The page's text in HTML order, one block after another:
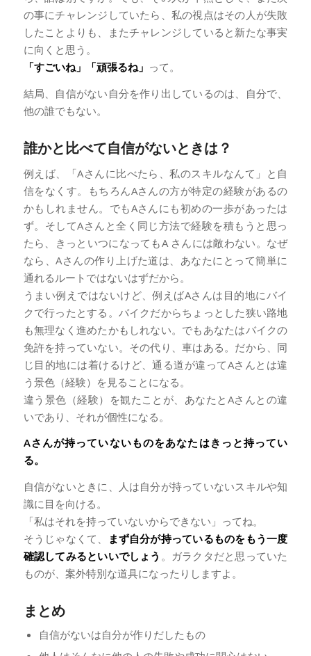
の事にチャレンジしていたら、私の視点はその人が失敗
したことよりも、またチャレンジしていると新たな事実
に向くと思う。
「すごいね」「頑張るね」 って。
結局、自信がない自分を作り出しているのは、自分で、
他の誰でもない。
誰かと比べて自信がないときは？
例えば、「Aさんに比べたら、私のスキルなんて」と自
信をなくす。もちろんAさんの方が特定の経験があるの
かもしれません。でもAさんにも初めの一歩があったは
ず。そしてAさんと全く同じ方法で経験を積もうと思っ
たら、きっといつになってもA さんには敵わない。なぜ
なら、Aさんの作り上げた道は、あなたにとって簡単に
通れるルートではないはずだから。
うまい例えではないけど、例えばAさんは目的地にバイ
クで行ったとする。バイクだからちょっとした狭い路地
も無理なく進めたかもしれない。でもあなたはバイクの
免許を持っていない。その代り、車はある。だから、同
じ目的地には着けるけど、通る道が違ってAさんとは違
う景色（経験）を見ることになる。
違う景色（経験）を観たことが、あなたとAさんとの違
いであり、それが個性になる。
Aさんが持っていないものをあなたはきっと持ってい
る。
自信がないときに、人は自分が持っていないスキルや知
識に目を向ける。
「私はそれを持っていないからできない」ってね。
そうじゃなくて、
まず自分が持っているものをもう一度
確認してみるといいでしょう 。ガラクタだと思っていた
ものが、案外特別な道具になったりしますよ。
まとめ
自信がないは自分が作りだしたもの